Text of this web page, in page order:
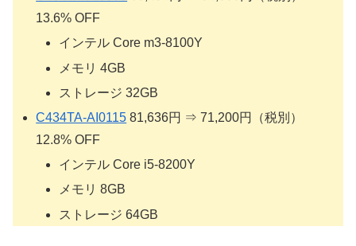
13.6% OFF
インテル Core m3-8100Y
メモリ 4GB
ストレージ 32GB
C434TA-AI0115 81,636円 ⇒ 71,200円（税別）
12.8% OFF
インテル Core i5-8200Y
メモリ 8GB
ストレージ 64GB